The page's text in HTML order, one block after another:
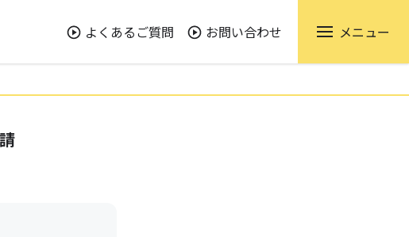
よくあるご質問 お問い合わせ メニュー